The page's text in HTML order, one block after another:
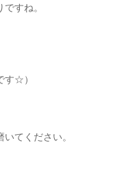
すね。
す☆）
てください。